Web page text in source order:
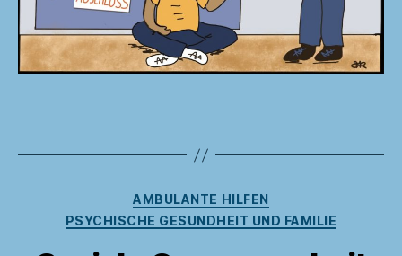
Kategorien
AMBULANTE HILFEN
PSYCHISCHE GESUNDHEIT UND FAMILIE